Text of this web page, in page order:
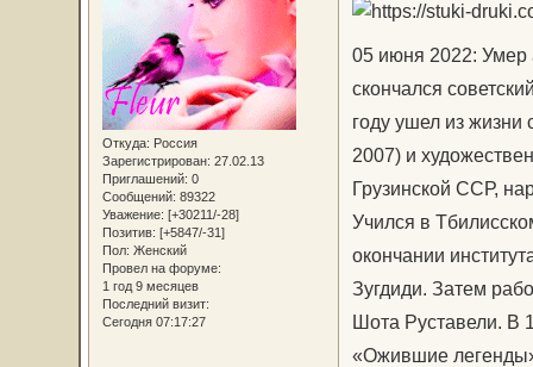
Откуда: Россия
Зарегистрирован: 27.02.13
Приглашений: 0
Сообщений: 89322
Уважение: [+30211/-28]
Позитив: [+5847/-31]
Пол: Женский
Провел на форуме:
1 год 9 месяцев
Последний визит:
Сегодня 07:17:27
05 июня 2022: Умер
скончался
году ушел из жизни
2007) и
Грузинской ССР,
Учился в
окончании
Зугдиди. Затем
Шота Руставели. В
«Ожившие